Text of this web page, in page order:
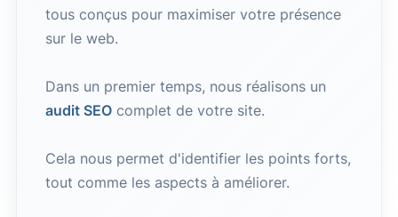
tous conçus pour maximiser votre présence
sur le web.
Dans un premier temps, nous réalisons un
audit SEOcomplet de votre site.
Cela nous permet d'identifier les points forts,
tout comme les aspects à améliorer.